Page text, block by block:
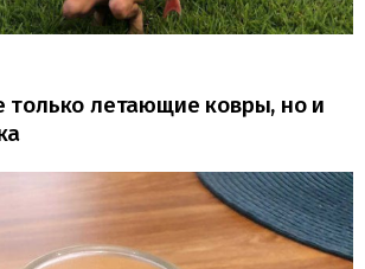
только летающие ковры, но и